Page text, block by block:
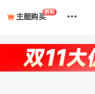
主题购买
折扣